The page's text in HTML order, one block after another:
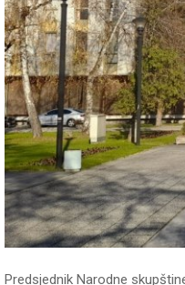
Predsjednik Narodne